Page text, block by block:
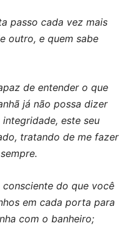
passo cada vez mais
outro, e quem sabe
de entender o que
já não possa dizer
este seu
tratando de me fazer
consciente do que você
em cada porta para
com o banheiro;